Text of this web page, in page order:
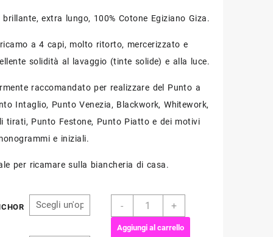
brillante, extra lungo, 100% Cotone Egiziano Giza.
a 4 capi, molto ritorto, mercerizzato e
solidità al lavaggio (tinte solide) e alla luce.
raccomandato per realizzare del Punto a
Intaglio, Punto Venezia, Blackwork, Whitework,
tirati, Punto Festone, Punto Piatto e dei motivi
e iniziali.
per ricamare sulla biancheria di casa.
-
Ricamo
matassa
+
Aggiungi al carrello